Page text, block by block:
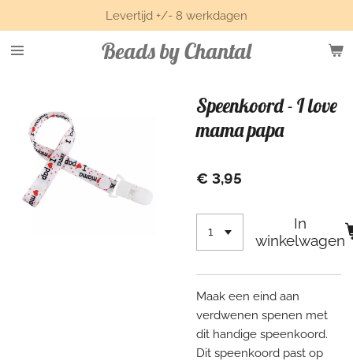
direct
naar
Beads by Chantal
Levertijd +/- 8 werkdagen
Speenkoord - I love
mama papa
€ 3,95
In
winkelwagen
Maak een eind aan
verdwenen spenen met
dit handige speenkoord.
Dit speenkoord past op